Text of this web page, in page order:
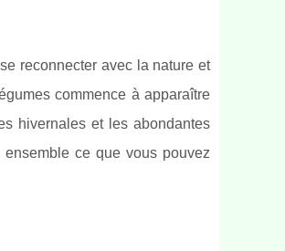
reconnecter avec la nature et
commence à apparaître
hivernales et les abondantes
ce que vous pouvez